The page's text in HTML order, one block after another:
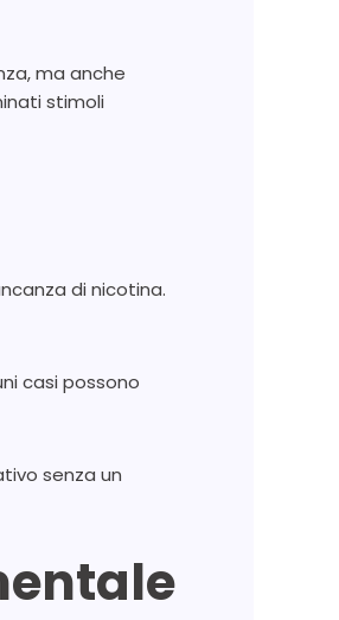
ma anche
stimoli
di nicotina.
casi possono
senza un